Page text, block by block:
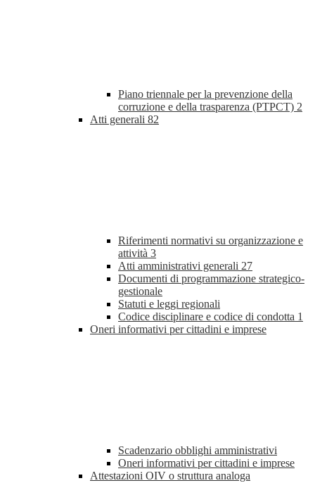
Piano triennale per la prevenzione della
corruzione e della trasparenza (PTPCT) 2
Atti generali 82
Riferimenti normativi su organizzazione e
attività 3
Atti amministrativi generali 27
Documenti di programmazione strategico-
gestionale
Statuti e leggi regionali
Codice disciplinare e codice di condotta 1
Oneri informativi per cittadini e imprese
Scadenzario obblighi amministrativi
Oneri informativi per cittadini e imprese
Attestazioni OIV o struttura analoga